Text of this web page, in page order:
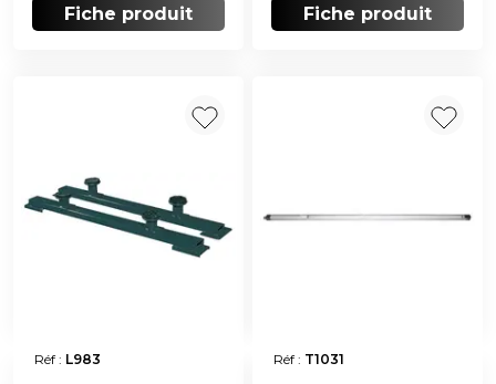
Fiche produit Fiche produit
Réf : L983 Réf : T1031